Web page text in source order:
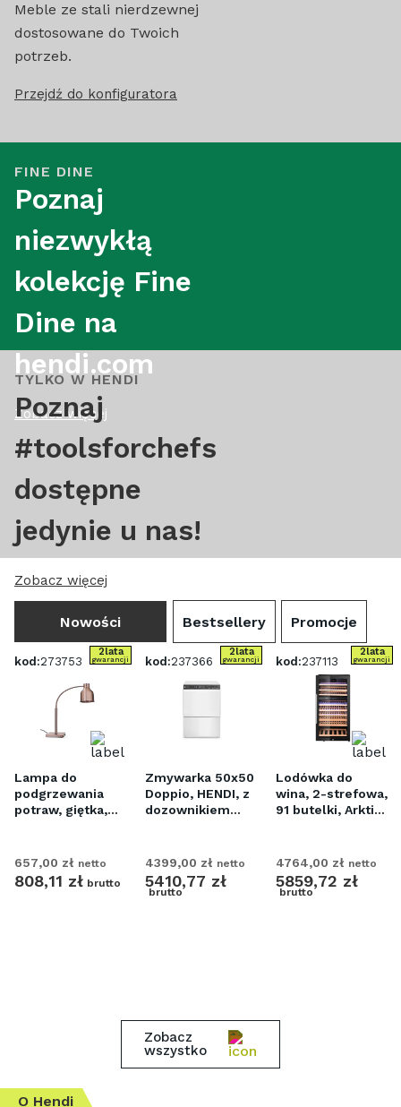
Meble ze stali nierdzewnej
dostosowane do Twoich
potrzeb.
Przejdź do konfiguratora
FINE DINE
Poznaj
niezwykłą
kolekcję Fine
Dine na
hendi.com
Zobacz więcej
TYLKO W HENDI
Poznaj
#toolsforchefs
dostępne
jedynie u nas!
Zobacz więcej
Nowości Bestsellery Promocje
kod:273753
2lata
gwarancji
Lampa do
podgrzewania
potraw, giętka,
230V/250W,
268x203x(H)660mm
657,00 zł netto
808,11 zł brutto
kod:237366
2lata
gwarancji
Zmywarka 50x50
Doppio, HENDI, z
dozownikiem
400V/4900W,
565x605x(H)830mm
4399,00 zł netto
5410,77 zł
brutto
kod:237113
2lata
gwarancji
Lodówka do
wina, 2-strefowa,
91 butelki, Arktic,
4764,00 zł netto
5859,72 zł
brutto
Zobacz
wszystko
O Hendi